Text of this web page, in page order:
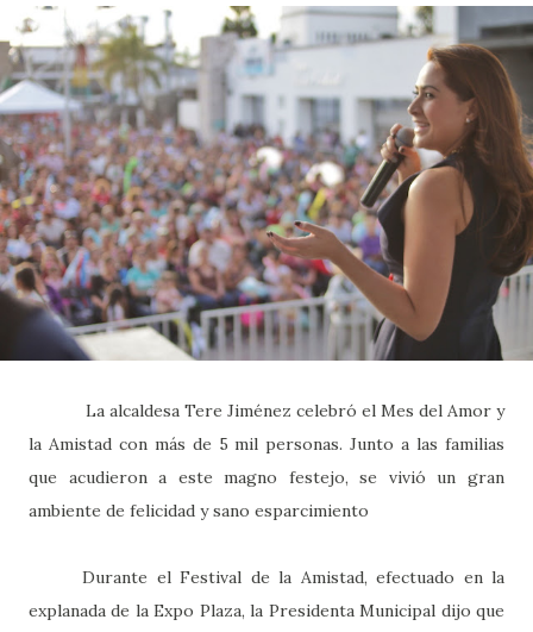
La alcaldesa Tere Jiménez celebró el Mes del Amor y
la Amistad con más de 5 mil personas. Junto a las familias
que acudieron a este magno festejo, se vivió un gran
ambiente de felicidad y sano esparcimiento
Durante el Festival de la Amistad, efectuado en la
explanada de la Expo Plaza, la Presidenta Municipal dijo que